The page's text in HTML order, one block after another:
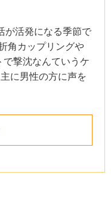
が活発になる季節で
角カップリングや
撃沈なんていうケ
に男性の方に声を